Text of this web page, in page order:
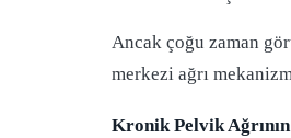
Ancak çoğu zaman
merkezi ağrı
Kronik Pelvik